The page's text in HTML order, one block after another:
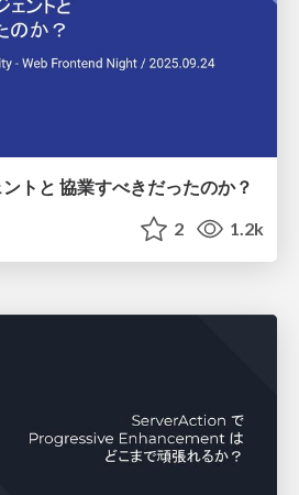
トと 協業すべきだったのか？
2 1.2k